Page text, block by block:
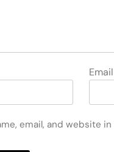
Email
email, and website